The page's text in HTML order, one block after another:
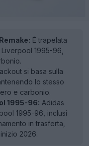
È trapelata
1995-96,
si basa sulla
lo stesso
e carbonio.
1995-96: Adidas
1995-96, inclusi
in trasferta,
2026.